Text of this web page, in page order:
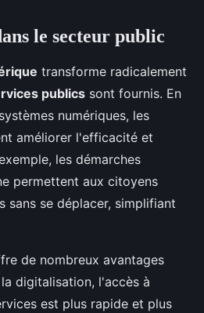
le secteur public
transforme radicalement
publics sont fournis. En
numériques, les
améliorer l'efficacité et
les démarches
permettent aux citoyens
sans se déplacer, simplifiant
de nombreux avantages
digitalisation, l'accès à
est plus rapide et plus